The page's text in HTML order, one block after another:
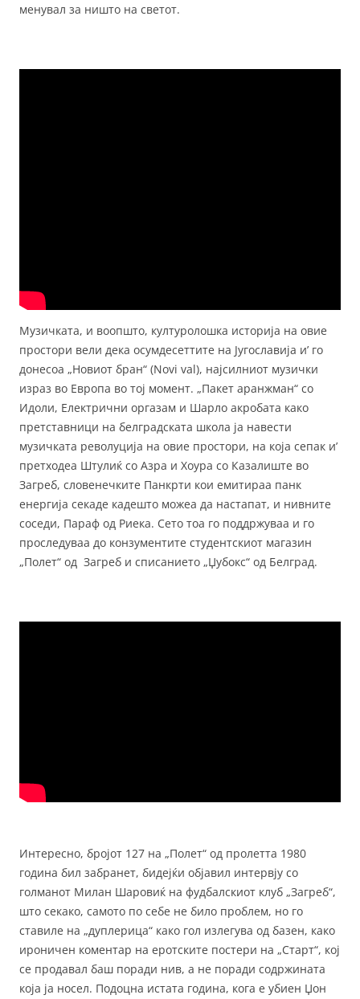
менувал за ништо на светот.
Музичката, и воопшто, културолошка историја на овие
простори вели дека осумдесеттите на Југославија и’ го
донесоа „Новиот бран“ (Novi val), најсилниот музички
израз во Европа во тој момент. „Пакет аранжман“ со
Идоли, Електрични оргазам и Шарло акробата како
претставници на белградската школа ја навести
музичката револуција на овие простори, на која сепак и’
претходеа Штулиќ со Азра и Хоура со Казалиште во
Загреб, словенечките Панкрти кои емитираа панк
енергија секаде кадешто можеа да настапат, и нивните
соседи, Параф од Риека. Сето тоа го поддржуваа и го
проследуваа до конзументите студентскиот магазин
„Полет“ од Загреб и списанието „Џубокс“ од Белград.
Интересно, бројот 127 на „Полет“ од пролетта 1980
година бил забранет, бидејќи објавил интервју со
голманот Милан Шаровиќ на фудбалскиот клуб „Загреб“,
што секако, самото по себе не било проблем, но го
ставиле на „дуплерица“ како гол излегува од базен, како
ироничен коментар на еротските постери на „Старт“, кој
се продавал баш поради нив, а не поради содржината
која ја носел. Подоцна истата година, кога е убиен Џон